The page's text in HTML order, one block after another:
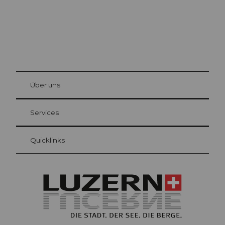
Gästekarte Luzern
Ihre Vorteile als Übernachtungsgast
at Bre
Über uns
Services
Quicklinks